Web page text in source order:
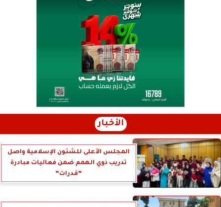
الأخبار
المجلس الأعلى للشئون الإسلامية واصل
تدريب ذوي الهمم ضمن فعاليات مبادرة
”قدرات”